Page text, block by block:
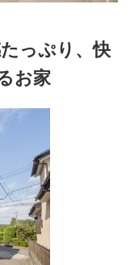
っぷり、快
お家